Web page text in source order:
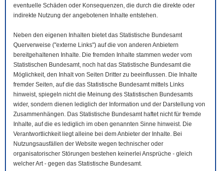
eventuelle Schäden oder Konsequenzen, die durch die direkte oder
indirekte Nutzung der angebotenen Inhalte entstehen.
Neben den eigenen Inhalten bietet das Statistische Bundesamt
Querverweise ("externe Links") auf die von anderen Anbietern
bereitgehaltenen Inhalte. Die fremden Inhalte stammen weder vom
Statistischen Bundesamt, noch hat das Statistische Bundesamt die
Möglichkeit, den Inhalt von Seiten Dritter zu beeinflussen. Die Inhalte
fremder Seiten, auf die das Statistische Bundesamt mittels Links
hinweist, spiegeln nicht die Meinung des Statistischen Bundesamts
wider, sondern dienen lediglich der Information und der Darstellung von
Zusammenhängen. Das Statistische Bundesamt haftet nicht für fremde
Inhalte, auf die es lediglich im oben genannten Sinne hinweist. Die
Verantwortlichkeit liegt alleine bei dem Anbieter der Inhalte. Bei
Nutzungsausfällen der Website wegen technischer oder
organisatorischer Störungen bestehen keinerlei Ansprüche - gleich
welcher Art - gegen das Statistische Bundesamt.